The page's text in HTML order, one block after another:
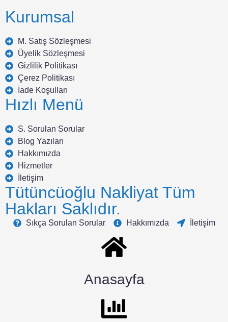
Kurumsal
M. Satış Sözleşmesi
Üyelik Sözleşmesi
Gizlilik Politikası
Çerez Politikası
İade Koşulları
Hızlı Menü
S. Sorulan Sorular
Blog Yazıları
Hakkımızda
Hizmetler
İletişim
Tütüncüoğlu Nakliyat Tüm
Hakları Saklıdır.
Sıkça Sorulan Sorular Hakkımızda İletişim
Anasayfa